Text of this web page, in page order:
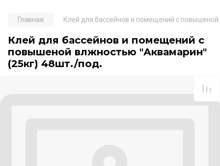
Главная Клей для бассейнов и помещений с
Клей для бассейнов и помещений с
повышеной влжностью "Аквамарин"
(25кг) 48шт./под.